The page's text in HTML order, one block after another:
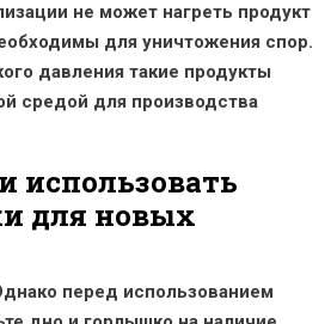
не может нагреть продукт
для уничтожения спор.
давления такие продукты
средой для производства
использовать
для новых
перед использованием